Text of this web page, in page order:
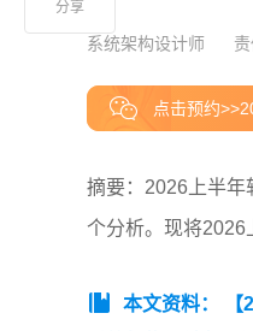
系统架构设计师
点击预约
摘要：2026上半年
个分析。现将2026
本文资料：
分享